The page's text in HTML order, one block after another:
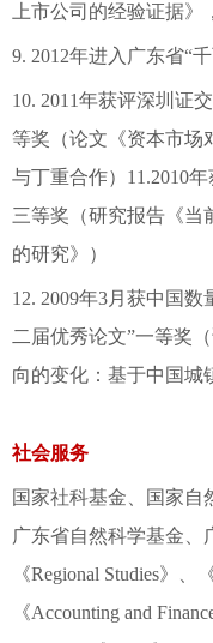
上市公司的经验证据》
9. 2012年进入广东省“
10. 2011年获评深圳证
等奖（论文《资本市场
与丁重合作）11.2010
三等奖（研究报告《当
的研究》）
12. 2009年3月获中国
二届优秀论文”一等奖
向的变化：基于中国城
社会服务
国家社科基金、国家自
广东省自然科学基金、
《Regional Studies》、
《Accounting and